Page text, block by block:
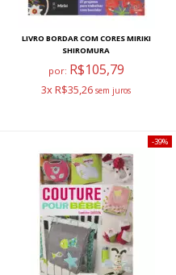
LIVRO BORDAR COM CORES MIRIKI
SHIROMURA
por: R$105,79
3x R$35,26
39%